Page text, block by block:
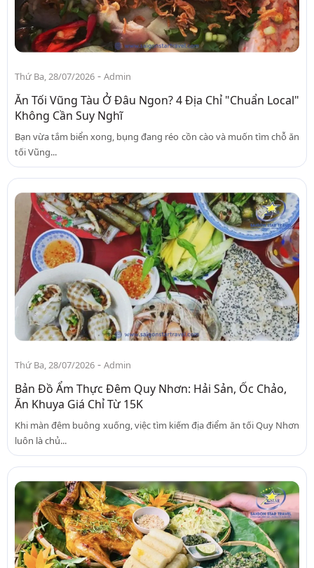
Thứ Ba, 28/07/2026 - Admin
Ăn Tối Vũng Tàu Ở Đâu Ngon? 4 Địa Chỉ "Chuẩn Local"
Không Cần Suy Nghĩ
Bạn vừa tắm biển xong, bụng đang réo cồn cào và muốn tìm chỗ ăn
tối Vũng...
Thứ Ba, 28/07/2026 - Admin
Bản Đồ Ẩm Thực Đêm Quy Nhơn: Hải Sản, Ốc Chảo,
Ăn Khuya Giá Chỉ Từ 15K
Khi màn đêm buông xuống, việc tìm kiếm địa điểm ăn tối Quy Nhơn
luôn là chủ...